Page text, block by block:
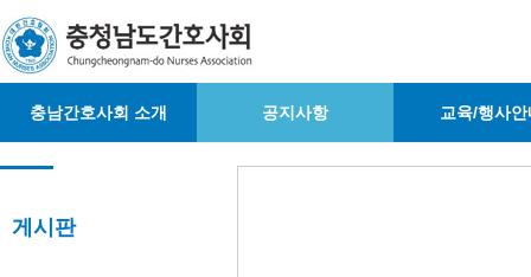
충남간호사회 소개 공지사항 교육/행사안
게시판